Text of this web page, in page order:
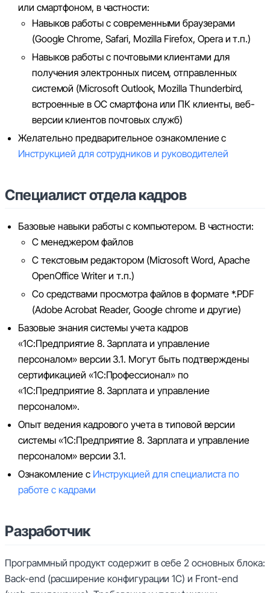
или смартфоном, в частности:
Навыков работы с современными браузерами
(Google Chrome, Safari, Mozilla Firefox, Opera и т.п.)
Навыков работы с почтовыми клиентами для
получения электронных писем, отправленных
системой (Microsoft Outlook, Mozilla Thunderbird,
встроенные в ОС смартфона или ПК клиенты, веб-
версии клиентов почтовых служб)
Желательно предварительное ознакомление с
Инструкцией для сотрудников и руководителей
Специалист отдела кадров
Базовые навыки работы с компьютером. В частности:
С менеджером файлов
С текстовым редактором (Microsoft Word, Apache
OpenOffice Writer и т.п.)
Со средствами просмотра файлов в формате *.PDF
(Adobe Acrobat Reader, Google chrome и другие)
Базовые знания системы учета кадров
«1С:Предприятие 8. Зарплата и управление
персоналом» версии 3.1. Могут быть подтверждены
сертификацией «1С:Профессионал» по
«1С:Предприятие 8. Зарплата и управление
персоналом».
Опыт ведения кадрового учета в типовой версии
системы «1С:Предприятие 8. Зарплата и управление
персоналом» версии 3.1.
Ознакомление с Инструкцией для специалиста по
работе с кадрами
Разработчик
Программный продукт содержит в себе 2 основных блока:
Back-end (расширение конфигурации 1С) и Front-end